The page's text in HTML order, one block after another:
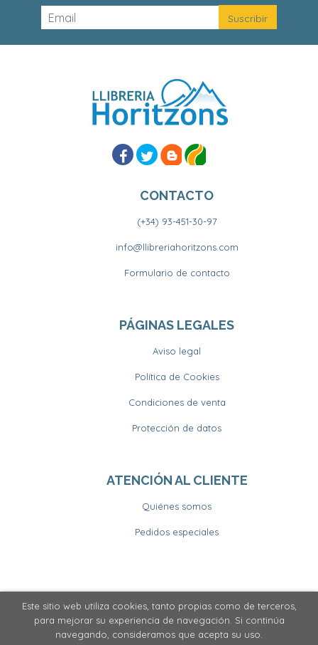
CONTACTO
(+34) 93-451-30-97
info@llibreriahoritzons.com
Formulario de contacto
PÁGINAS LEGALES
Aviso legal
Política de Cookies
Condiciones de venta
Protección de datos
ATENCIÓN AL CLIENTE
Quiénes somos
Pedidos especiales
2026 © Llibrería Horitzons . Todos los Derechos
Reservados
Este sitio web utiliza cookies, tanto propias como de terceros,
para mejorar su experiencia de navegación. Si continúa
navegando, consideramos que acepta su uso.